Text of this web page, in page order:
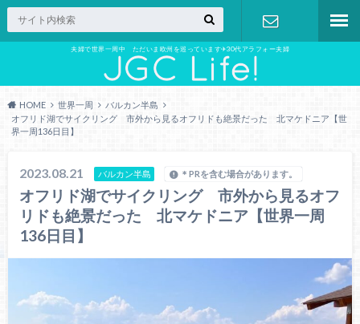
夫婦で世界一周中 ただいま欧州を巡っています✈︎30代アラフォー夫婦
お問い合わ
HOME 世界一周
バルカン半島
オフリド湖でサイクリング 市外から見るオフリドも絶景だった 北マケドニア【世
界一周136日目】
2023.08.21 バルカン半島 ＊PRを含む場合があります。
オフリド湖でサイクリング 市外から見るオフ
リドも絶景だった 北マケドニア【世界一周
136日目】